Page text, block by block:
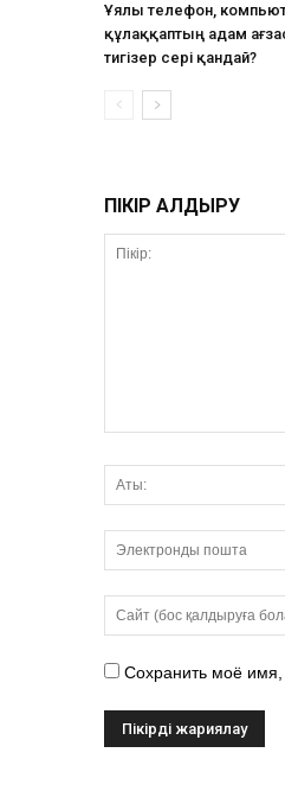
Ұялы телефон,
құлаққаптың адам
тигізер әсері қандай?
ПІКІР ҚАЛДЫРУ
Сохранить моё имя,